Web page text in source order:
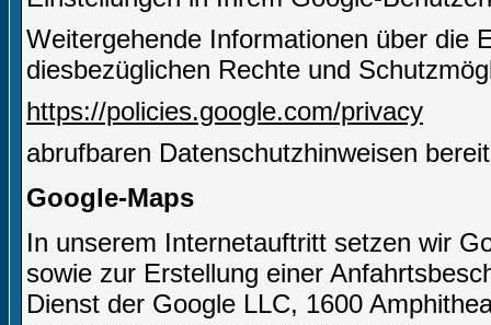
Weitergehende Informationen über die
diesbezüglichen Rechte und
https://policies.google.com/privacy
abrufbaren Datenschutzhinweisen
Google-Maps
In unserem Internetauftritt setzen wir
sowie zur Erstellung einer
Dienst der Google LLC, 1600